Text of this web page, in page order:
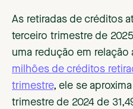
As retiradas de créditos
terceiro trimestre de
uma redução em relação
milhões de créditos
trimestre, ele se
trimestre de 2024 de